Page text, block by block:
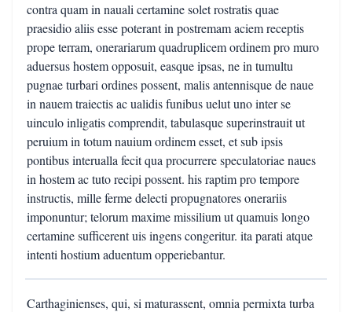
contra quam in nauali certamine solet rostratis quae
praesidio aliis esse poterant in postremam aciem receptis
prope terram, onerariarum quadruplicem ordinem pro muro
aduersus hostem opposuit, easque ipsas, ne in tumultu
pugnae turbari ordines possent, malis antennisque de naue
in nauem traiectis ac ualidis funibus uelut uno inter se
uinculo inligatis comprendit, tabulasque superinstrauit ut
peruium in totum nauium ordinem esset, et sub ipsis
pontibus interualla fecit qua procurrere speculatoriae naues
in hostem ac tuto recipi possent. his raptim pro tempore
instructis, mille ferme delecti propugnatores onerariis
imponuntur; telorum maxime missilium ut quamuis longo
certamine sufficerent uis ingens congeritur. ita parati atque
intenti hostium aduentum opperiebantur.
Carthaginienses, qui, si maturassent, omnia permixta turba